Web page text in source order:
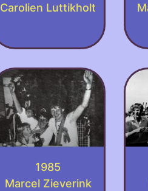
Carolien Luttikholt
1985
Marcel Zieverink